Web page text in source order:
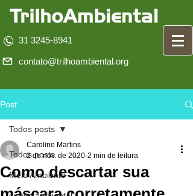
31 3245-8941
contato@trilhoambiental.org
Post
Todos posts
Meio Ambiente
Todos posts
Como descartar sua
Caroline Martins
2 de nov. de 2020 2 min de leitura